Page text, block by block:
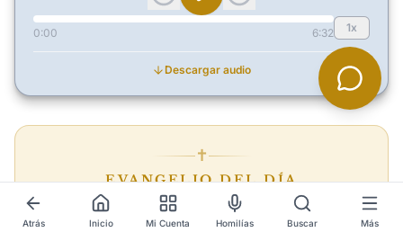
0:00 6:32 1x
Descargar audio
✝︎
EVANGELIO DEL DÍA
San Mateo 5,13-19
Atrás Inicio Mi Cuenta Homilías Buscar Más